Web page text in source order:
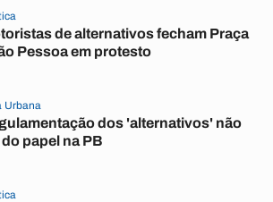
de alternativos fecham Praça
Pessoa em protesto
Urbana
dos 'alternativos' não
papel na PB